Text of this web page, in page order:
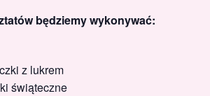
będziemy wykonywać:
z lukrem
świąteczne